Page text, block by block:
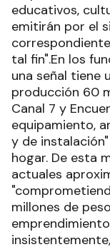
educativos,
emitirán por el
tal fin".En los
una señal tiene
producción 60
Canal 7 y
equipamiento,
y de
hogar. De esta
actuales
millones de